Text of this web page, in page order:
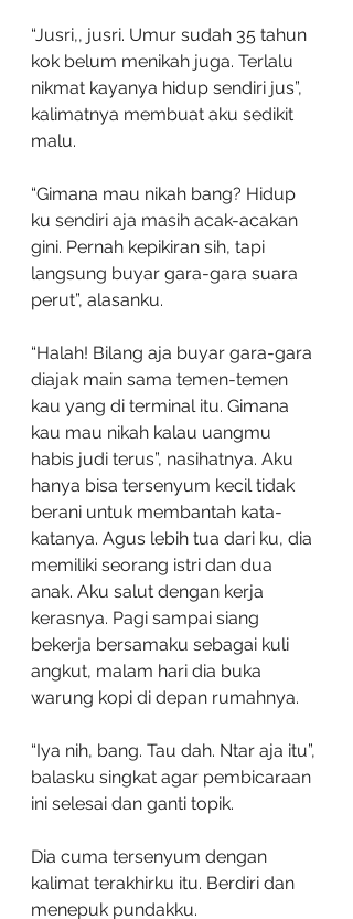
“Jusri,, jusri. Umur sudah 35 tahun
kok belum menikah juga. Terlalu
nikmat kayanya hidup sendiri jus”,
kalimatnya membuat aku sedikit
malu.
“Gimana mau nikah bang? Hidup
ku sendiri aja masih acak-acakan
gini. Pernah kepikiran sih, tapi
langsung buyar gara-gara suara
perut”, alasanku.
“Halah! Bilang aja buyar gara-gara
diajak main sama temen-temen
kau yang di terminal itu. Gimana
kau mau nikah kalau uangmu
habis judi terus”, nasihatnya. Aku
hanya bisa tersenyum kecil tidak
berani untuk membantah kata-
katanya. Agus lebih tua dari ku, dia
memiliki seorang istri dan dua
anak. Aku salut dengan kerja
kerasnya. Pagi sampai siang
bekerja bersamaku sebagai kuli
angkut, malam hari dia buka
warung kopi di depan rumahnya.
“Iya nih, bang. Tau dah. Ntar aja itu”,
balasku singkat agar pembicaraan
ini selesai dan ganti topik.
Dia cuma tersenyum dengan
kalimat terakhirku itu. Berdiri dan
menepuk pundakku.